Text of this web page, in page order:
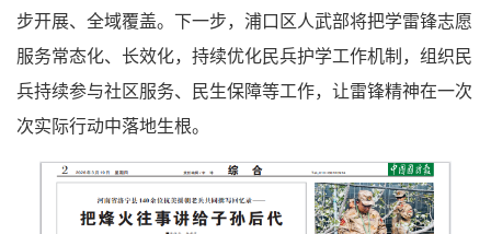
步开展、全域覆盖。下一步，浦口区人武部将把学雷锋志愿
服务常态化、长效化，持续优化民兵护学工作机制，组织民
兵持续参与社区服务、民生保障等工作，让雷锋精神在一次
次实际行动中落地生根。